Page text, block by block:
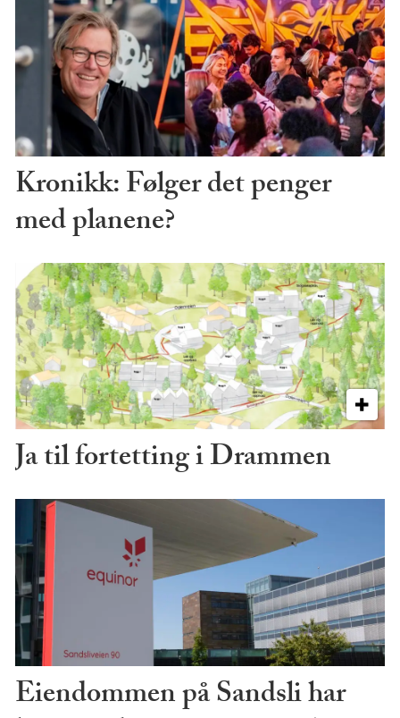
Kronikk: Følger det penger
med planene?
Ja til fortetting i Drammen
Eiendommen på Sandsli har